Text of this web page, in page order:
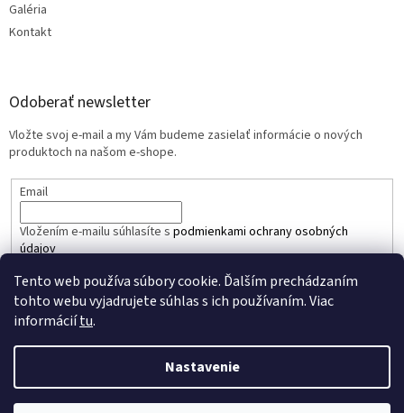
Tento web používa súbory cookie. Ďalším prechádzaním
tohto webu vyjadrujete súhlas s ich používaním. Viac
informáciítu.
Nastavenie
Galéria
Kontakt
Odoberať newsletter
Vložte svoj e-mail a my Vám budeme zasielať informácie o nových
produktoch na našom e-shope.
Email
Vložením e-mailu súhlasíte s podmienkami ochrany osobných
údajov
PRIHLÁSIŤ SA
Vytvoril Shoptet